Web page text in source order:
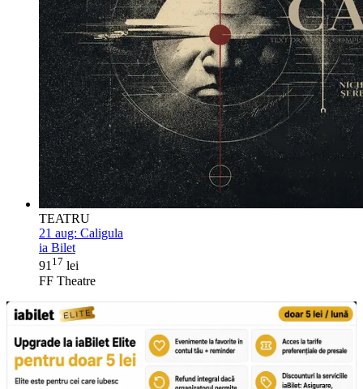
TEATRU
21 aug: Caligula
ia Bilet
9117 lei
FF Theatre